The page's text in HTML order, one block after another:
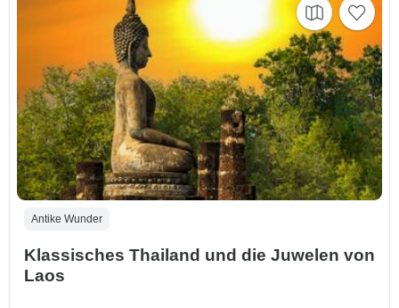
Antike Wunder
Klassisches Thailand und die Juwelen von
Laos